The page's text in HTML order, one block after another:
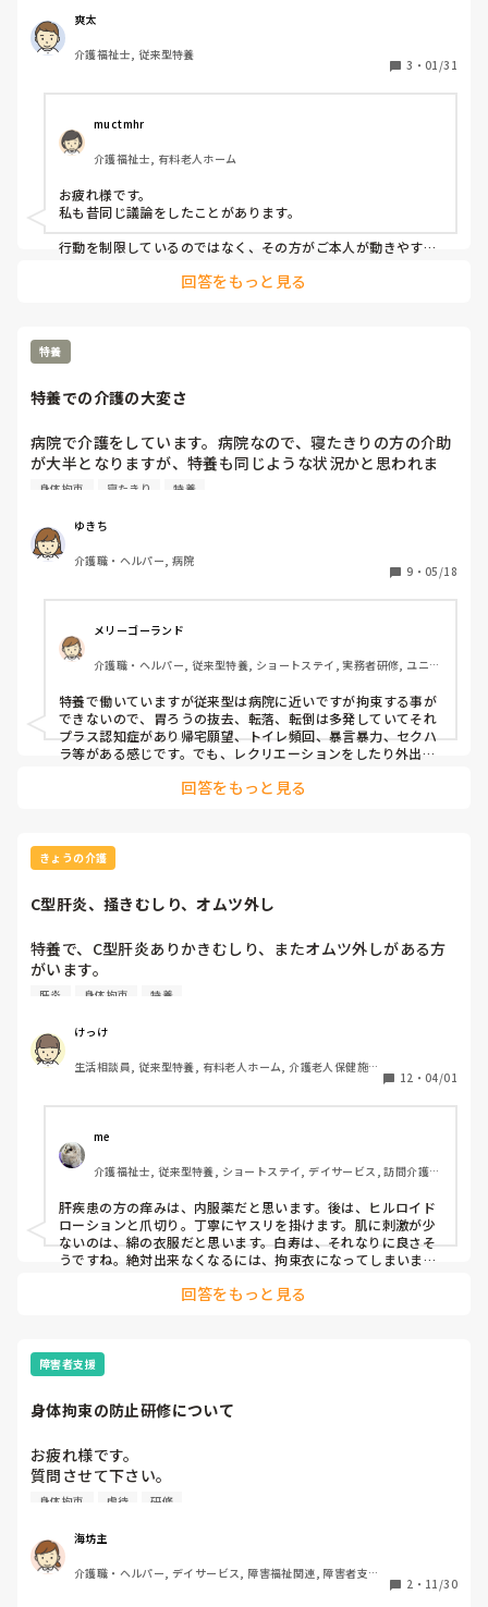
去されるので朝までチューブを守りきれません…
このまま左の鼻からもチューブが入れられなくなり点滴にな
って死んでしまうのじゃないか、と思うと他ににかできない
何か他にいい対策はありますでしょうか？
毎日じゃなくたまに抜くぐらいになれば御の字です。
ちなみに連携病院が胃瘻を推奨していないので胃瘻になるこ
とはないです。経口も無理です。
りと有るのならば囲われて行動が制限されていないからOK
だと思っています。
爽太
介護福祉士, 従来型特養
3 ・ 01/31
muctmhr
介護福祉士, 有料老人ホーム
お疲れ様です。
私も昔同じ議論をしたことがあります。
行動を制限しているのではなく、その方がご本人が動きやすい
ていれば良いのではないでしょうか。
あくまで私の意見ですが。
回答をもっと見る
特養
特養での介護の大変さ
病院で介護をしています。病院なので、寝たきりの方の介助
が大半となりますが、特養も同じような状況かと思われま
す。病院だと身体拘束がありますが、特養ではないと思うの
かれてる方のお声が聞けると嬉しいです。
身体拘束 寝たきり 特養
ゆきち
介護職・ヘルパー, 病院
9 ・ 05/18
メリーゴーランド
介護職・ヘルパー, 従来型特養, ショートステイ, 実務者研修, ユニッ
特養で働いていますが従来型は病院に近いですが拘束する事が
できないので、胃ろうの抜去、転落、転倒は多発していてそれ
プラス認知症があり帰宅願望、トイレ頻回、暴言暴力、セクハ
ラ等がある感じです。でも、レクリエーションをしたり外出し
回答をもっと見る
きょうの介護
C型肝炎、掻きむしり、オムツ外し
特養で、C型肝炎ありかきむしり、またオムツ外しがある方
がいます。
最近、白寿というレオタードみたいな物を使用し少しでも掻
然ダメでした。
身体拘束まではできないため、ミトンやつなぎ服は使用出来
どの様な対策をされていますか？
肝炎 身体拘束 特養
けっけ
生活相談員, 従来型特養, 有料老人ホーム, 介護老人保健施
12 ・ 04/01
me
介護福祉士, 従来型特養, ショートステイ, デイサービス, 訪問介護,
肝疾患の方の痒みは、内服薬だと思います。後は、ヒルロイド
ローションと爪切り。丁寧にヤスリを掛けます。肌に刺激が少
ないのは、綿の衣服だと思います。白寿は、それなりに良さそ
うですね。絶対出来なくなるには、拘束衣になってしまいます
回答をもっと見る
障害者支援
身体拘束の防止研修について
お疲れ様です。
質問させて下さい。
今年度4月から虐待防止等様々な事が義務化していますが、
か？基本的には2つ合わせて虐待防止研修というパターンが
多いと思いますがもし分けて研修されていたら内容を教えて
いただけると参考になります。宜しくお願いします。
身体拘束 虐待 研修
海坊主
介護職・ヘルパー, デイサービス, 障害福祉関連, 障害者支援
2 ・ 11/30